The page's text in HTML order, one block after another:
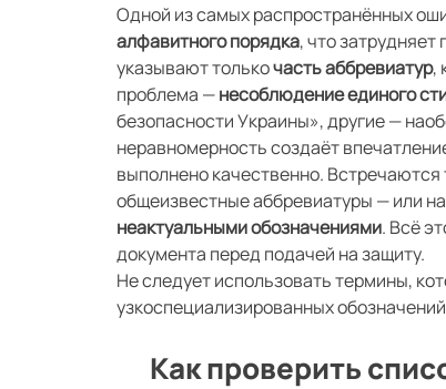
Одной из самых распространённых
алфавитного порядка, что
указывают толькочасть аббревиатур,
проблема —несоблюдение единого
безопасности Украины», другие —
неравномерность создаёт
выполнено качественно. Встречаются
общеизвестные аббревиатуры — или
неактуальными обозначениями. Всё
документа перед подачей на защиту.
Не следует использовать термины,
узкоспециализированных
Как проверить